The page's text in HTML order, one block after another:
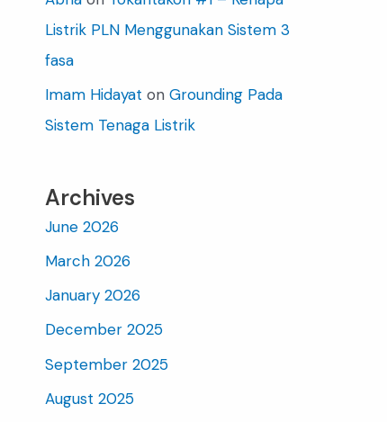
Listrik PLN Menggunakan Sistem 3
fasa
Imam Hidayat on Grounding Pada
Sistem Tenaga Listrik
Archives
June 2026
March 2026
January 2026
December 2025
September 2025
August 2025